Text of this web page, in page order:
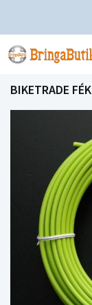
BIKETRADE